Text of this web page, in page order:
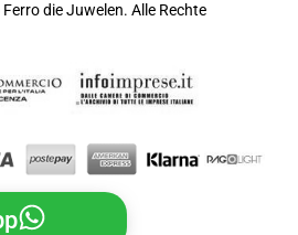
die Juwelen. Alle Rechte